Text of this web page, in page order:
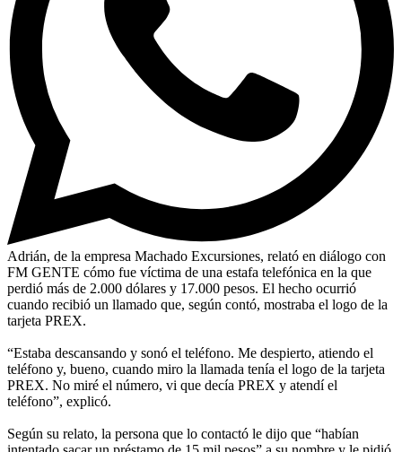
Adrián, de la empresa Machado Excursiones, relató en diálogo con
FM GENTE cómo fue víctima de una estafa telefónica en la que
perdió más de 2.000 dólares y 17.000 pesos. El hecho ocurrió
cuando recibió un llamado que, según contó, mostraba el logo de la
tarjeta PREX.
“Estaba descansando y sonó el teléfono. Me despierto, atiendo el
teléfono y, bueno, cuando miro la llamada tenía el logo de la tarjeta
PREX. No miré el número, vi que decía PREX y atendí el
teléfono”, explicó.
Según su relato, la persona que lo contactó le dijo que “habían